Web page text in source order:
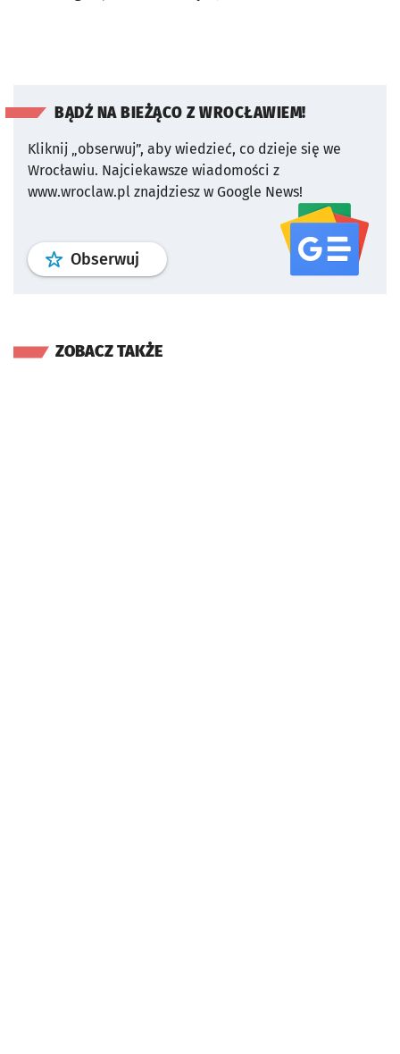
BĄDŹ NA BIEŻĄCO Z WROCŁAWIEM!
Kliknij „obserwuj”, aby wiedzieć, co dzieje się we
Wrocławiu. Najciekawsze wiadomości z
www.wroclaw.pl znajdziesz w Google News!
Obserwuj profil serwisu
ZOBACZ TAKŻE